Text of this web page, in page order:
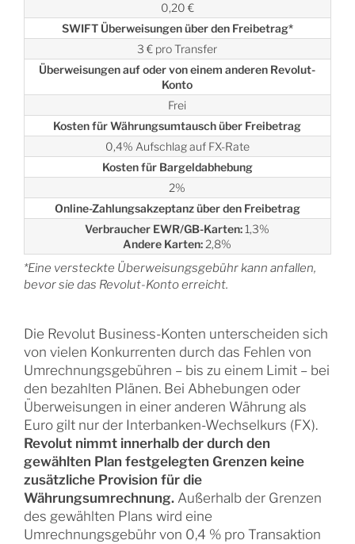
0,20 €
SWIFT Überweisungen über den Freibetrag*
3 € pro Transfer
Überweisungen auf oder von einem anderen Revolut-
Konto
Frei
Kosten für Währungsumtausch über Freibetrag
0,4% Aufschlag auf FX-Rate
Kosten für Bargeldabhebung
2%
Online-Zahlungsakzeptanz über den Freibetrag
Verbraucher EWR/GB-Karten: 1,3%
Andere Karten: 2,8%
*Eine versteckte Überweisungsgebühr kann anfallen,
bevor sie das Revolut-Konto erreicht.
Die Revolut Business-Konten unterscheiden sich
von vielen Konkurrenten durch das Fehlen von
Umrechnungsgebühren – bis zu einem Limit – bei
den bezahlten Plänen. Bei Abhebungen oder
Überweisungen in einer anderen Währung als
Euro gilt nur der Interbanken-Wechselkurs (FX).
Revolut nimmt innerhalb der durch den
gewählten Plan festgelegten Grenzen keine
zusätzliche Provision für die
Währungsumrechnung.Außerhalb der Grenzen
des gewählten Plans wird eine
Umrechnungsgebühr von 0,4 % pro Transaktion